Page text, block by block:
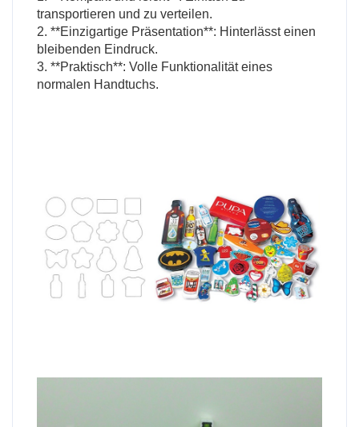
transportieren und zu verteilen.
2. **Einzigartige Präsentation**: Hinterlässt einen
bleibenden Eindruck.
3. **Praktisch**: Volle Funktionalität eines
normalen Handtuchs.